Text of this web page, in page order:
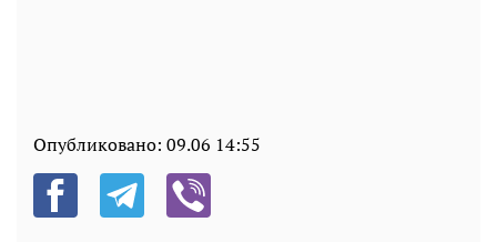
Опубликовано: 09.06 14:55